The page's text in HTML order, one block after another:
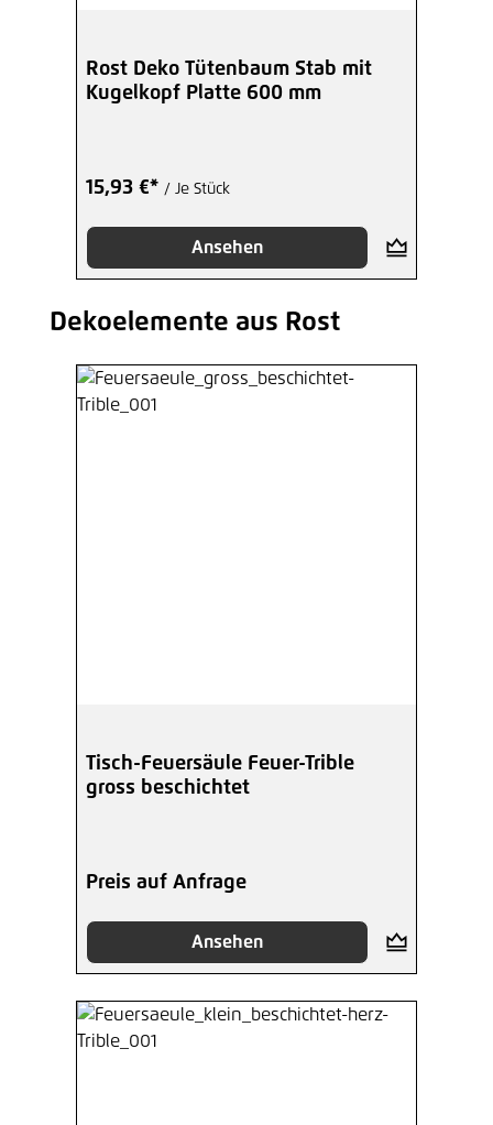
Rost Deko Tütenbaum Stab mit
Kugelkopf Platte 600 mm
15,93 €* / Je Stück
Ansehen
Produktgalerie überspringen
Dekoelemente aus Rost
Tisch-Feuersäule Feuer-Trible
gross beschichtet
Preis auf Anfrage
Ansehen